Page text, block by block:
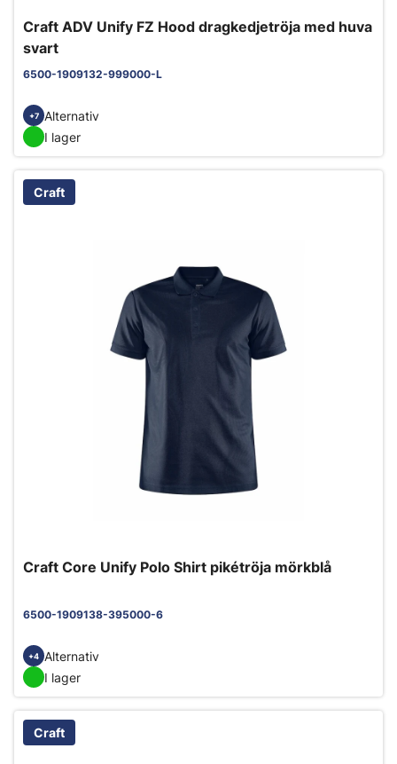
Craft ADV Unify FZ Hood dragkedjetröja med huva
svart
6500-1909132-999000-L
+7
Alternativ
I lager
Craft
Craft Core Unify Polo Shirt pikétröja mörkblå
6500-1909138-395000-6
+4
Alternativ
I lager
Craft